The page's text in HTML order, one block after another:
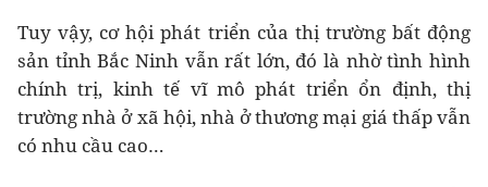
Tuy vậy, cơ hội phát triển của thị trường bất động
sản tỉnh Bắc Ninh vẫn rất lớn, đó là nhờ tình hình
chính trị, kinh tế vĩ mô phát triển ổn định, thị
trường nhà ở xã hội, nhà ở thương mại giá thấp vẫn
có nhu cầu cao…